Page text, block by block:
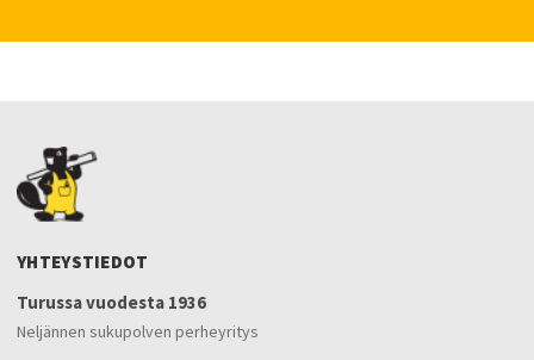
YHTEYSTIEDOT
Turussa vuodesta 1936
Neljännen sukupolven perheyritys